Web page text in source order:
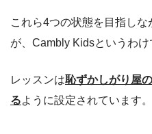
これら4つの状態を目指し
が、Cambly Kidsというわけ
レッスンは恥ずかしがり屋
るように設定されています。